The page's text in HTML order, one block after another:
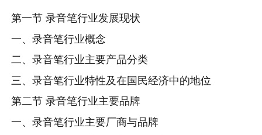
第一节 录音笔行业发展现状
一、录音笔行业概念
二、录音笔行业主要产品分类
三、录音笔行业特性及在国民经济中的地位
第二节 录音笔行业主要品牌
一、录音笔行业主要厂商与品牌